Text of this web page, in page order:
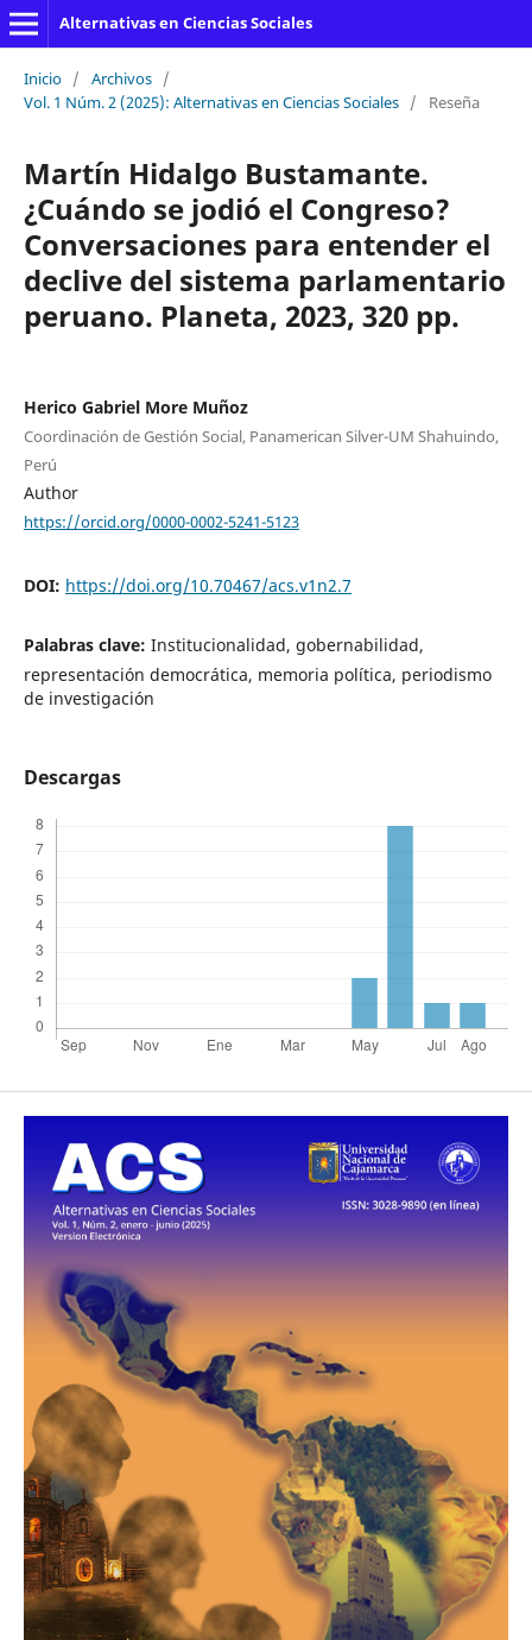
Alternativas en Ciencias Sociales
Inicio / Archivos /
Vol. 1 Núm. 2 (2025): Alternativas en Ciencias Sociales / Reseña
Martín Hidalgo Bustamante.
¿Cuándo se jodió el Congreso?
Conversaciones para entender el
declive del sistema parlamentario
peruano. Planeta, 2023, 320 pp.
Herico Gabriel More Muñoz
Coordinación de Gestión Social, Panamerican Silver-UM Shahuindo,
Perú
Author
https://orcid.org/0000-0002-5241-5123
DOI: https://doi.org/10.70467/acs.v1n2.7
Palabras clave: Institucionalidad, gobernabilidad,
representación democrática, memoria política, periodismo
de investigación
Descargas